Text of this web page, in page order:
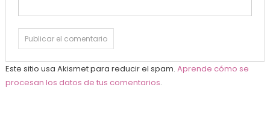
Este sitio usa Akismet para reducir el spam. Aprende cómo se
procesan los datos de tus comentarios.